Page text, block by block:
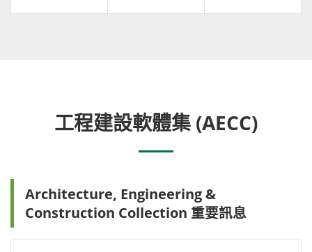
工程建設軟體集 (AECC)
Architecture, Engineering &
Construction Collection 重要訊息